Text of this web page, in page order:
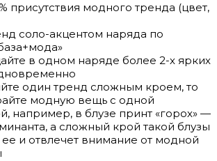
присутствия модного тренда (цвет,
соло-акцентом наряда по
в одном наряде более 2-х ярких
один тренд сложным кроем, то
модную вещь с одной
например, в блузе принт «горох» —
а сложный крой такой блузы
ее и отвлечет внимание от модной